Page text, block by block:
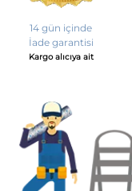
14 gün içinde
İade garantisi
Kargo alıcıya ait